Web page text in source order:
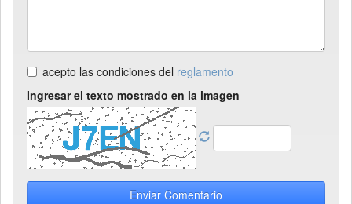
acepto las condiciones del reglamento
Ingresar el texto mostrado en la imagen
Enviar Comentario